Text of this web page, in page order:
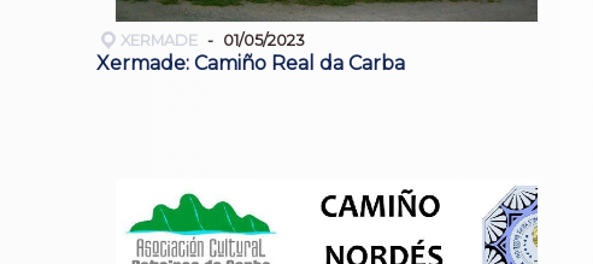
XERMADE 01/05/2023
Xermade: Camiño Real da Carba